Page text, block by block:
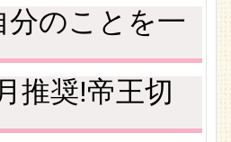
分のことを一
推奨!帝王切